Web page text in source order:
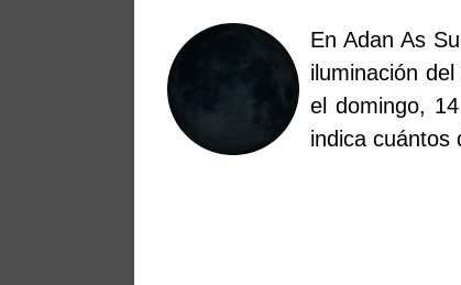
En Adan As
iluminación
el domingo,
indica cuántos